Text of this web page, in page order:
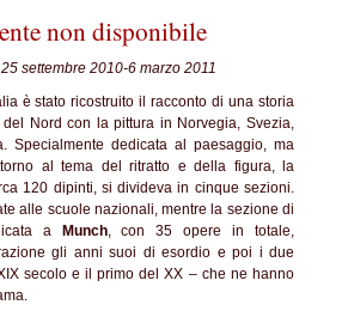
non disponibile
settembre 2010-6 marzo 2011
è stato ricostruito il racconto di una storia
Nord con la pittura in Norvegia, Svezia,
Specialmente dedicata al paesaggio, ma
al tema del ritratto e della figura, la
120 dipinti, si divideva in cinque sezioni.
alle scuole nazionali, mentre la sezione di
a
Munch, con 35 opere in totale,
gli anni suoi di esordio e poi i due
secolo e il primo del XX – che ne hanno